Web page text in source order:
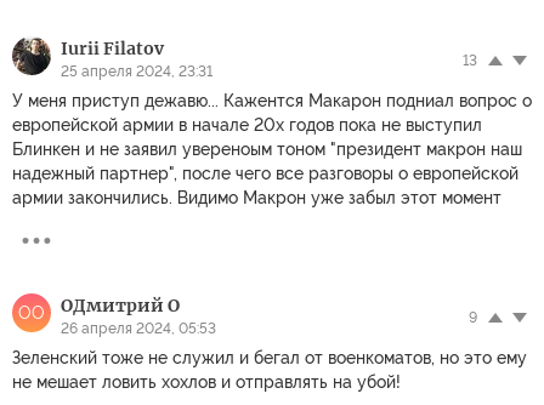
Iurii Filatov
25 апреля 2024, 23:31
13
У меня приступ дежавю... Кажентся Макарон подниал вопрос о
европейской армии в начале 20х годов пока не выступил
Блинкен и не заявил увереноым тоном "президент макрон наш
надежный партнер", после чего все разговоры о европейской
армии закончились. Видимо Макрон уже забыл этот момент
OO OДмитрий O
26 апреля 2024, 05:53
9
Зеленский тоже не служил и бегал от военкоматов, но это ему
не мешает ловить хохлов и отправлять на убой!